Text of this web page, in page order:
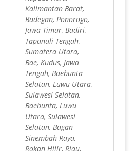
Kalimantan Barat,
Badegan, Ponorogo,
Jawa Timur, Badiri,
Tapanuli Tengah,
Sumatera Utara,
Bae, Kudus, Jawa
Tengah, Baebunta
Selatan, Luwu Utara,
Sulawesi Selatan,
Baebunta, Luwu
Utara, Sulawesi
Selatan, Bagan
Sinembah Raya,
Rokan Hilir, Riau,